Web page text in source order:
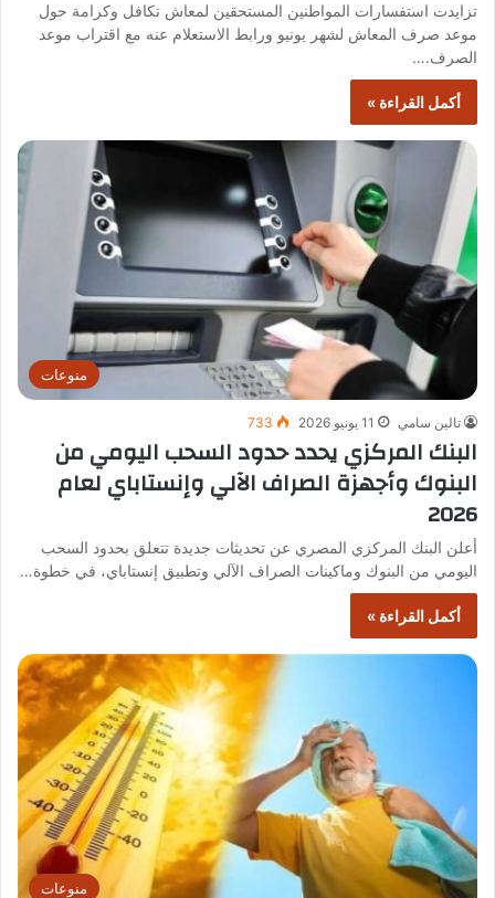
تزايدت استفسارات المواطنين المستحقين لمعاش تكافل وكرامة حول
موعد صرف المعاش لشهر يونيو ورابط الاستعلام عنه مع اقتراب موعد
الصرف.…
أكمل القراءة »
منوعات
تالين سامي 11 يونيو 2026 733
البنك المركزي يحدد حدود السحب اليومي من
البنوك وأجهزة الصراف الآلي وإنستاباي لعام
2026
أعلن البنك المركزي المصري عن تحديثات جديدة تتعلق بحدود السحب
اليومي من البنوك وماكينات الصراف الآلي وتطبيق إنستاباي، في خطوة…
أكمل القراءة »
منوعات